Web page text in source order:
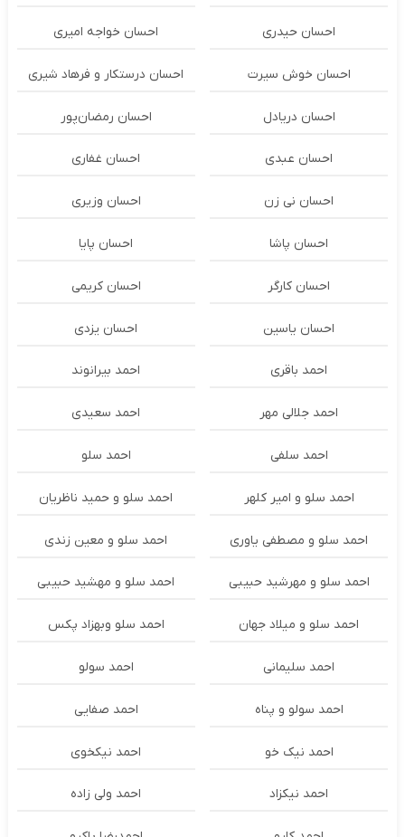
احسان حیدری احسان خواجه امیری
احسان خوش سیرت احسان درستكار و فرهاد شيرى
احسان دریادل احسان رمضان‌پور
احسان عبدی احسان غفاری
احسان نی زن احسان وزیری
احسان پاشا احسان پایا
احسان کارگر احسان کریمی
احسان یاسین احسان یزدی
احمد باقری احمد بیرانوند
احمد جلالی مهر احمد سعیدی
احمد سلفی احمد سلو
احمد سلو و امیر کلهر احمد سلو و حمید ناظریان
احمد سلو و مصطفی یاوری احمد سلو و معین زندی
احمد سلو و مهرشید حبیبی احمد سلو و مهشید حبیبی
احمد سلو و میلاد جهان احمد سلو وبهزاد پکس
احمد سلیمانی احمد سولو
احمد سولو و پناه احمد صفایی
احمد نیک خو احمد نیکخوی
احمد نیکزاد احمد ولی زاده